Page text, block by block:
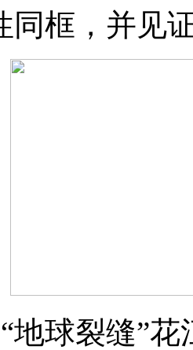
同框，并见
球裂缝”花